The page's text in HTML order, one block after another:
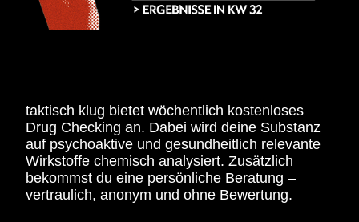
taktisch klug bietet wöchentlich kostenloses
Drug Checking an. Dabei wird deine Substanz
auf psychoaktive und gesundheitlich relevante
Wirkstoffe chemisch analysiert. Zusätzlich
bekommst du eine persönliche Beratung –
vertraulich, anonym und ohne Bewertung.